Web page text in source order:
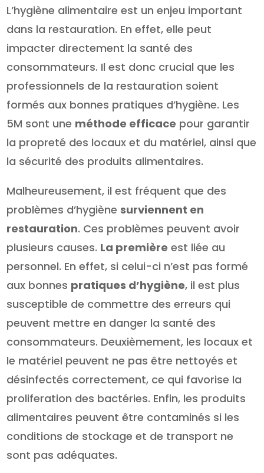
L’hygiène alimentaire est un enjeu important
dans la restauration. En effet, elle peut
impacter directement la santé des
consommateurs. Il est donc crucial que les
professionnels de la restauration soient
formés aux bonnes pratiques d’hygiène. Les
5M sont une méthode efficace pour garantir
la propreté des locaux et du matériel, ainsi que
la sécurité des produits alimentaires.
Malheureusement, il est fréquent que des
problèmes d’hygiènesurviennent en
restauration. Ces problèmes peuvent avoir
plusieurs causes. La première est liée au
personnel. En effet, si celui-ci n’est pas formé
aux bonnes pratiques d’hygiène, il est plus
susceptible de commettre des erreurs qui
peuvent mettre en danger la santé des
consommateurs. Deuxièmement, les locaux et
le matériel peuvent ne pas être nettoyés et
désinfectés correctement, ce qui favorise la
proliferation des bactéries. Enfin, les produits
alimentaires peuvent être contaminés si les
conditions de stockage et de transport ne
sont pas adéquates.